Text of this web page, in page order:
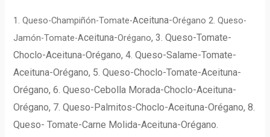
1. Queso-Champiñón-Tomate-Aceituna-Orégano 2. Queso-
Jamón-Tomate-Aceituna-Orégano, 3. Queso-Tomate-
Choclo-Aceituna-Orégano, 4. Queso-Salame-Tomate-
Aceituna-Orégano, 5. Queso-Choclo-Tomate-Aceituna-
Orégano, 6. Queso-Cebolla Morada-Choclo-Aceituna-
Orégano, 7. Queso-Palmitos-Choclo-Aceituna-Orégano, 8.
Queso- Tomate-Carne Molida-Aceituna-Orégano.